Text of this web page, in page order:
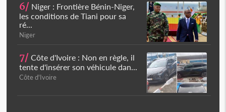
6/ Niger : Frontière Bénin-Niger,
les conditions de Tiani pour sa
ré...
Niger
7/ Côte d'Ivoire : Non en règle, il
tente d'insérer son véhicule dan...
Côte d'Ivoire